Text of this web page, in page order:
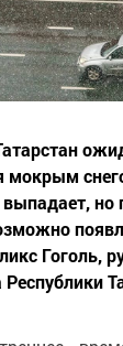
мокрым
выпадает,
Гоголь,